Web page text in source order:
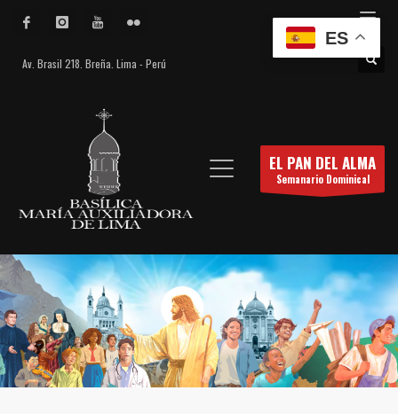
Av. Brasil 218. Breña. Lima - Perú
EL PAN DEL ALMA
Semanario Dominical
ES